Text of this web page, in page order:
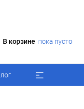
В корзине пока пусто